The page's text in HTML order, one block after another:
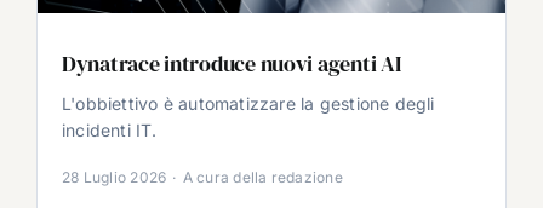
Dynatrace introduce nuovi agenti AI
L'obbiettivo è automatizzare la gestione degli
incidenti IT.
28 Luglio 2026 · A cura della redazione